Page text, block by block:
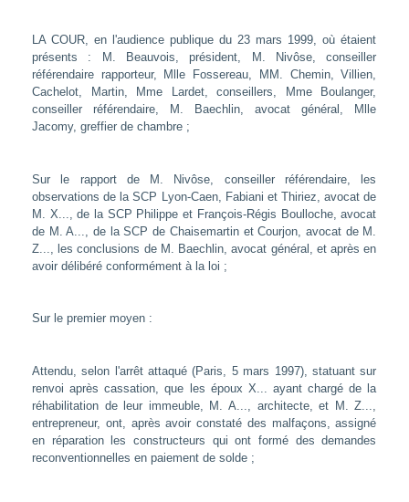
LA COUR, en l'audience publique du 23 mars 1999, où étaient
présents : M. Beauvois, président, M. Nivôse, conseiller
référendaire rapporteur, Mlle Fossereau, MM. Chemin, Villien,
Cachelot, Martin, Mme Lardet, conseillers, Mme Boulanger,
conseiller référendaire, M. Baechlin, avocat général, Mlle
Jacomy, greffier de chambre ;
Sur le rapport de M. Nivôse, conseiller référendaire, les
observations de la SCP Lyon-Caen, Fabiani et Thiriez, avocat de
M. X..., de la SCP Philippe et François-Régis Boulloche, avocat
de M. A..., de la SCP de Chaisemartin et Courjon, avocat de M.
Z..., les conclusions de M. Baechlin, avocat général, et après en
avoir délibéré conformément à la loi ;
Sur le premier moyen :
Attendu, selon l'arrêt attaqué (Paris, 5 mars 1997), statuant sur
renvoi après cassation, que les époux X... ayant chargé de la
réhabilitation de leur immeuble, M. A..., architecte, et M. Z...,
entrepreneur, ont, après avoir constaté des malfaçons, assigné
en réparation les constructeurs qui ont formé des demandes
reconventionnelles en paiement de solde ;